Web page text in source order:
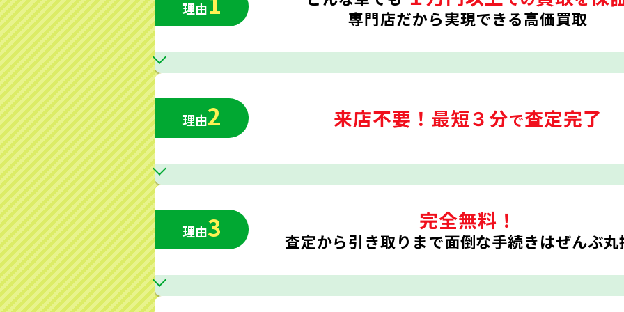
理由 専門店だから実現できる高価買取
理由2 来店不要！ 最短３分で査定完了
理由3 完全無料！
査定から引き取りまで面倒な手続きはぜんぶ